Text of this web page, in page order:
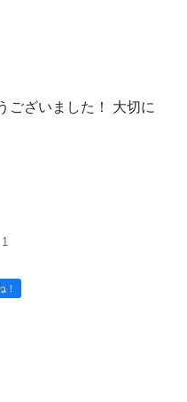
ございました！ 大切に
！